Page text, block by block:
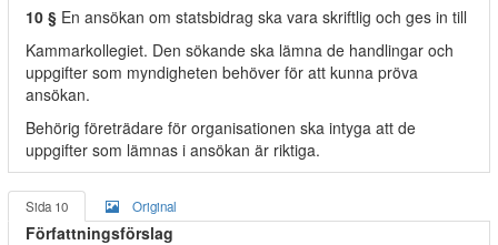
10 § En ansökan om statsbidrag ska vara skriftlig och ges in till
Kammarkollegiet. Den sökande ska lämna de handlingar och
uppgifter som myndigheten behöver för att kunna pröva
ansökan.
Behörig företrädare för organisationen ska intyga att de
uppgifter som lämnas i ansökan är riktiga.
Sida 10 Original
Författningsförslag